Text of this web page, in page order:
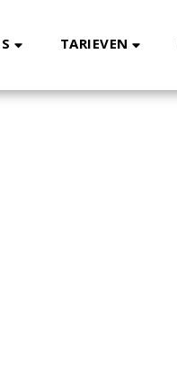
TARIEVEN